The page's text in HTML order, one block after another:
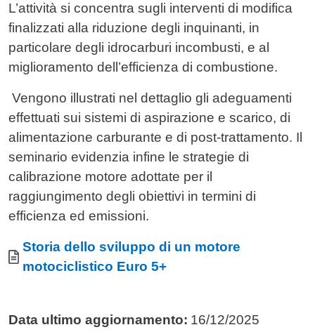
L’attività si concentra sugli interventi di modifica
finalizzati alla riduzione degli inquinanti, in
particolare degli idrocarburi incombusti, e al
miglioramento dell’efficienza di combustione.
Vengono illustrati nel dettaglio gli adeguamenti
effettuati sui sistemi di aspirazione e scarico, di
alimentazione carburante e di post-trattamento. Il
seminario evidenzia infine le strategie di
calibrazione motore adottate per il
raggiungimento degli obiettivi in termini di
efficienza ed emissioni.
Allegati
Documento
Storia dello sviluppo di un motore
motociclistico Euro 5+
Data ultimo aggiornamento: 16/12/2025